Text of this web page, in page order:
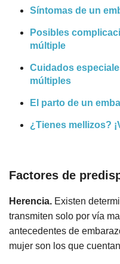
Síntomas de un
Posibles
múltiple
Cuidados
múltiples
El parto de un
¿Tienes mellizos?
Factores de
Herencia. Existen
transmiten solo por vía
antecedentes de
mujer son los que